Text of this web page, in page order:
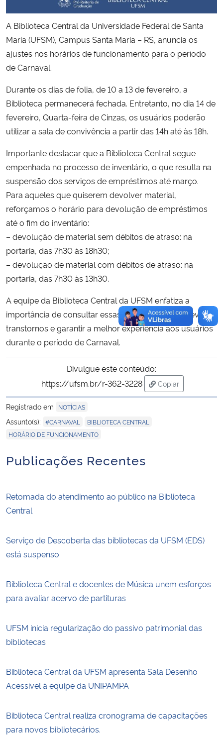
Secretaria de Governo
Advocacia-Geral da União
Banco Central do Brasil
A Biblioteca Central da Universidade Federal de Santa
Maria (UFSM), Campus Santa Maria – RS, anuncia os
ajustes nos horários de funcionamento para o período
de Carnaval.
Durante os dias de folia, de 10 a 13 de fevereiro, a
Biblioteca permanecerá fechada. Entretanto, no dia 14 de
fevereiro, Quarta-feira de Cinzas, os usuários poderão
utilizar a sala de convivência a partir das 14h até às 18h.
Importante destacar que a Biblioteca Central segue
empenhada no processo de inventário, o que resulta na
suspensão dos serviços de empréstimos até março.
Para aqueles que quiserem devolver material,
reforçamos o horário para devolução de empréstimos
até o fim do inventário:
– devolução de material sem débitos de atraso: na
portaria, das 7h30 às 18h30;
– devolução de material com débitos de atraso: na
portaria, das 7h30 às 13h30.
A equipe da Biblioteca Central da UFSM enfatiza a
importância de consultar essas informações para evitar
transtornos e garantir a melhor experiência aos usuários
durante o período de Carnaval.
Divulgue este conteúdo:
https://ufsm.br/r-362-3228
Copiar
para área de
Registrado em
NOTÍCIAS
Assunto(s): #CARNAVAL BIBLIOTECA CENTRAL
HORÁRIO DE FUNCIONAMENTO
Publicações Recentes
Retomada do atendimento ao público na Biblioteca
Central
Serviço de Descoberta das bibliotecas da UFSM (EDS)
está suspenso
Biblioteca Central e docentes de Música unem esforços
para avaliar acervo de partituras
UFSM inicia regularização do passivo patrimonial das
bibliotecas
Biblioteca Central da UFSM apresenta Sala Desenho
Acessível à equipe da UNIPAMPA
Biblioteca Central realiza cronograma de capacitações
para novos bibliotecários.